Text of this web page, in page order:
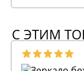
С ЭТИМ